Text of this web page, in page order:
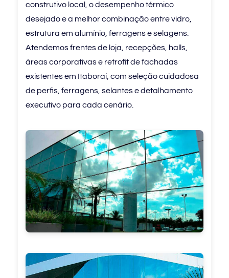
construtivo local, o desempenho térmico
desejado e a melhor combinação entre vidro,
estrutura em alumínio, ferragens e selagens.
Atendemos frentes de loja, recepções, halls,
áreas corporativas e retrofit de fachadas
existentes em Itaboraí, com seleção cuidadosa
de perfis, ferragens, selantes e detalhamento
executivo para cada cenário.